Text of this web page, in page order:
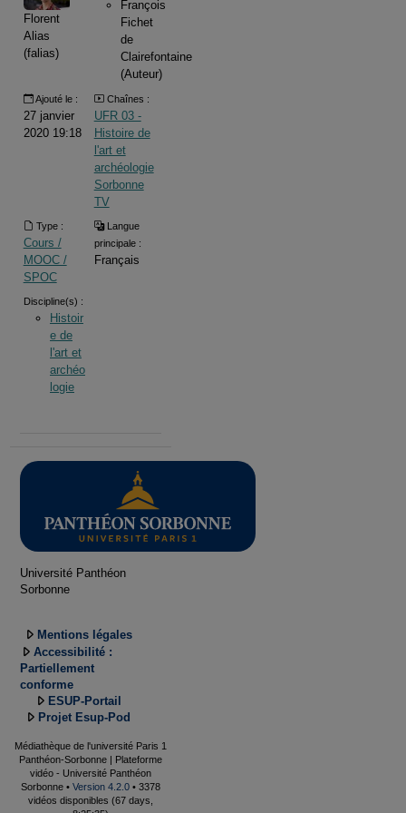
Florent
Alias
(falias)
François
Fichet
de
Clairefontaine
(Auteur)
Ajouté le :
27 janvier
2020 19:18
Chaînes :
UFR 03 -
Histoire de
l'art et
archéologie
Sorbonne
TV
Type :
Cours /
MOOC /
SPOC
Langue
principale :
Français
Discipline(s) :
Histoir
e de
l'art et
archéo
logie
Université Panthéon
Sorbonne
Mentions légales
Accessibilité :
Partiellement
conforme
ESUP-Portail
Projet Esup-Pod
Médiathèque de l'université Paris 1
Panthéon-Sorbonne | Plateforme
vidéo - Université Panthéon
Sorbonne • Version 4.2.0 • 3378
vidéos disponibles (67 days,